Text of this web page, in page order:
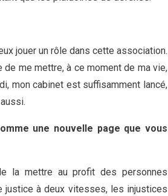
jouer un rôle dans cette association.
de me mettre, à ce moment de ma vie,
mon cabinet est suffisamment lancé,
une nouvelle page que vous
la mettre au profit des personnes
justice à deux vitesses, les injustices